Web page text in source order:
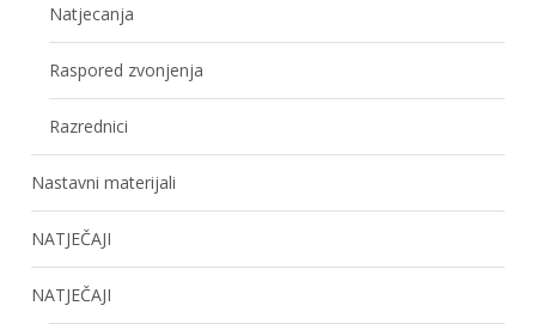
Natjecanja
Raspored zvonjenja
Razrednici
Nastavni materijali
NATJEČAJI
NATJEČAJI